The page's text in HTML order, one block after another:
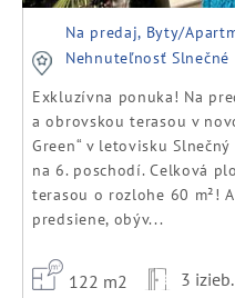
Na predaj, Byty/
Nehnuteľnosť Slnečné
Exkluzívna ponuka! Na
a obrovskou terasou v
Green“ v letovisku
na 6. poschodí. Celková
terasou o rozlohe 60 m²!
predsiene, obýv...
122 m2 3 izieb.